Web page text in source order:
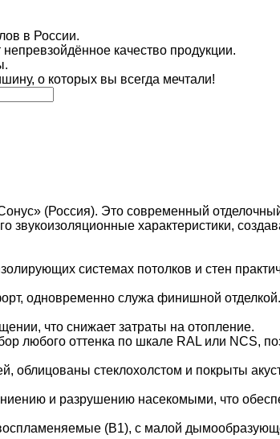
в России.
качество продукции.
о которых вы всегда мечтали!
(Россия). Это современный
характеристики,
системах потолков и стен
одновременно служа финишной
что снижает затраты на отопление.
любого оттенка по шкале RAL или NCS,
облицованы стеклохолстом и покрыты
и разрушению насекомыми, что
(В1), с малой